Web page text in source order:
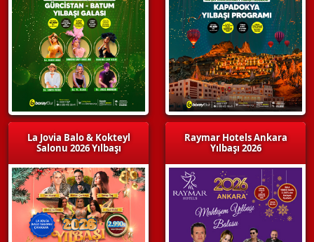
La Jovia Balo & Kokteyl
Salonu 2026 Yılbaşı
Raymar Hotels Ankara
Yılbaşı 2026